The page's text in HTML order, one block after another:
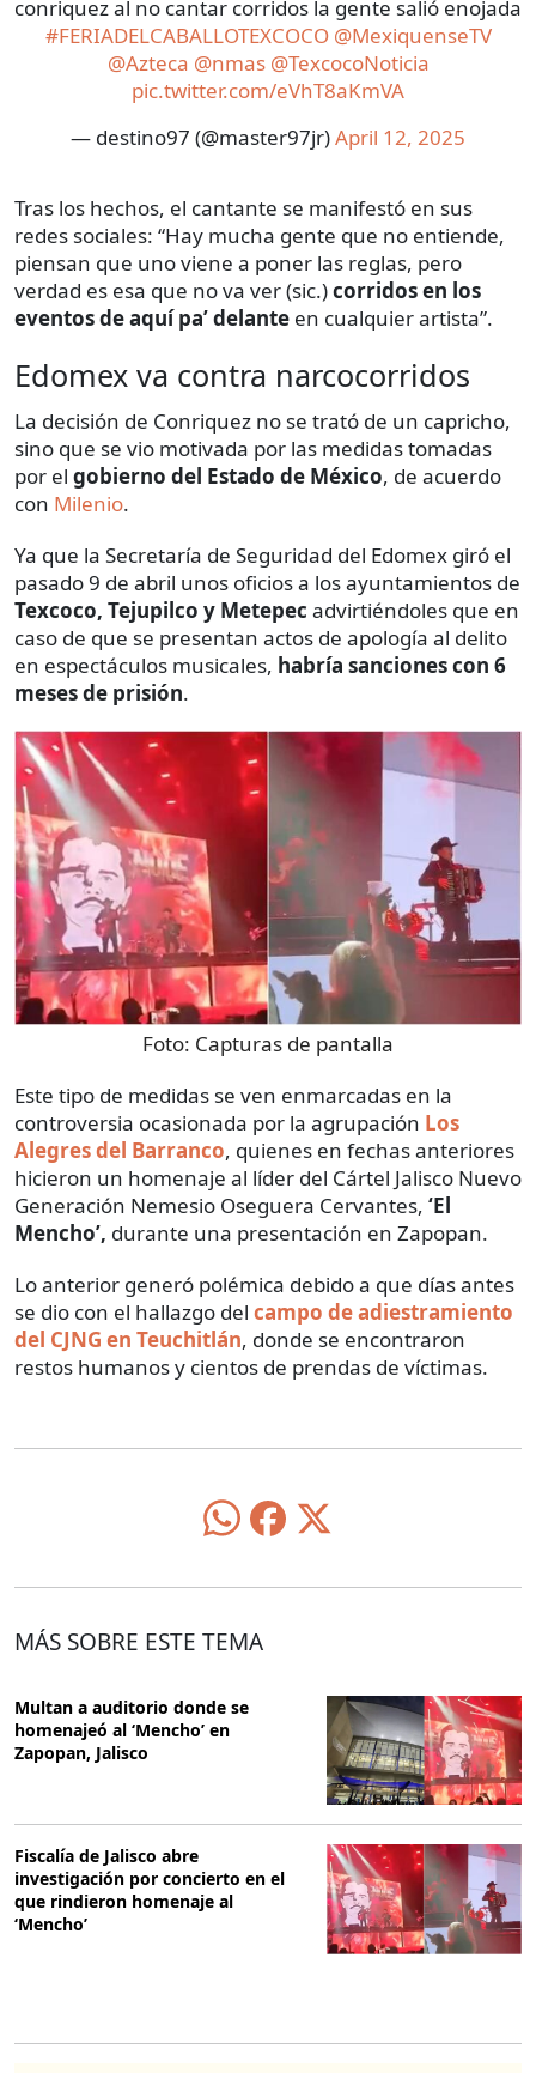
conriquez al no cantar corridos la gente salió enojada
#FERIADELCABALLOTEXCOCO @MexiquenseTV
@Azteca @nmas @TexcocoNoticia
pic.twitter.com/eVhT8aKmVA
— destino97 (@master97jr)April 12, 2025
Tras los hechos, el cantante se manifestó en sus
redes sociales: “Hay mucha gente que no entiende,
piensan que uno viene a poner las reglas, pero
verdad es esa que no va ver (sic.)corridos en los
eventos de aquí pa’ delante en cualquier artista”.
Edomex va contra narcocorridos
La decisión de Conriquez no se trató de un capricho,
sino que se vio motivada por las medidas tomadas
por el gobierno del Estado de México, de acuerdo
con Milenio.
Ya que la Secretaría de Seguridad del Edomex giró el
pasado 9 de abril unos oficios a los ayuntamientos de
Texcoco, Tejupilco y Metepec advirtiéndoles que en
caso de que se presentan actos de apología al delito
en espectáculos musicales, habría sanciones con 6
meses de prisión.
Foto: Capturas de pantalla
Este tipo de medidas se ven enmarcadas en la
controversia ocasionada por la agrupación Los
Alegres del Barranco, quienes en fechas anteriores
hicieron un homenaje al líder del Cártel Jalisco Nuevo
Generación Nemesio Oseguera Cervantes, ‘El
Mencho’, durante una presentación en Zapopan.
Lo anterior generó polémica debido a que días antes
se dio con el hallazgo del campo de adiestramiento
del CJNG en Teuchitlán, donde se encontraron
restos humanos y cientos de prendas de víctimas.
MÁS SOBRE ESTE TEMA
Multan a auditorio donde se
homenajeó al ‘Mencho’ en
Zapopan, Jalisco
Fiscalía de Jalisco abre
investigación por concierto en el
que rindieron homenaje al
‘Mencho’